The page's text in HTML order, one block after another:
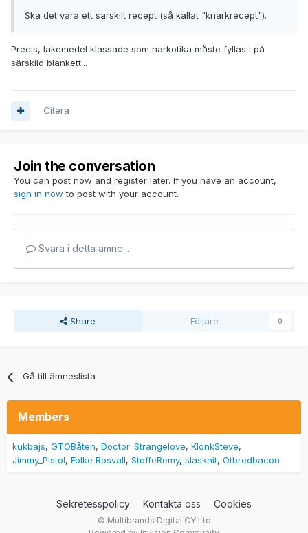
Ska det vara ett särskilt recept (så kallat "knarkrecept").
Precis, läkemedel klassade som narkotika måste fyllas i på
särskild blankett...
Citera
Join the conversation
You can post now and register later. If you have an account,
sign in now to post with your account.
Svara i detta ämne...
Share Följare 0
Gå till ämneslista
Members
kukbajs GTOBåten Doctor_Strangelove KlonkSteve
Jimmy_Pistol Folke Rosvall StoffeRemy slasknit Otbredbacon
Sekretesspolicy Kontakta oss Cookies
© Multibrands Digital CY Ltd